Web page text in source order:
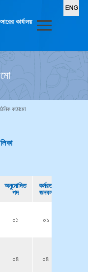
কাঠামো
অনুমোদিত
পদ
কর্মরত
জনবল
০১ ০১
০৪ ০৪